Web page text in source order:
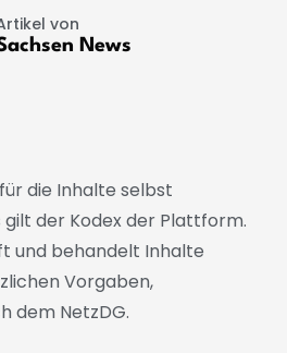
von
News
die Inhalte selbst
der Kodex der Plattform.
und behandelt Inhalte
Vorgaben,
dem NetzDG.